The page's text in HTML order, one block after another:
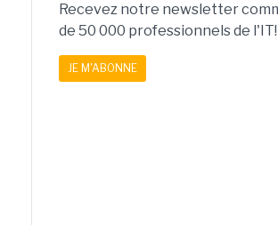
Recevez notre newsletter
de 50 000 professionnels de l'IT!
JE M'ABONNE